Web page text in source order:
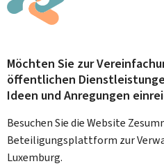
Möchten Sie zur
öffentlichen
Ideen und Anregungen
Besuchen Sie die Website
Beteiligungsplattform zur
Luxemburg.